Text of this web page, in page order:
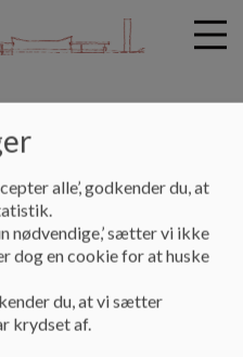
alle’, godkender du, at
nødvendige,’ sætter vi ikke
dog en cookie for at huske
du, at vi sætter
krydset af.